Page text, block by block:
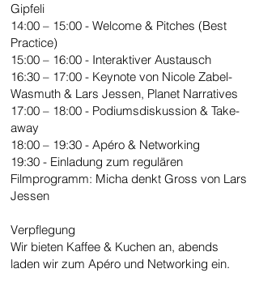
Gipfeli​
14:00 – 15:00 - Welcome & Pitches (Best
Practice)​
15:00 – 16:00 - Interaktiver Austausch ​
16:30 – 17:00 - Keynote von Nicole Zabel-
Wasmuth & Lars Jessen, Planet Narratives​
17:00 – 18:00 - Podiumsdiskussion & Take-
away​
18:00 – 19:30 - Apéro & Networking​
19:30 - Einladung zum regulären
Filmprogramm: Micha denkt Gross von Lars
Jessen
Verpflegung
Wir bieten Kaffee & Kuchen an, abends
laden wir zum Apéro und Networking ein.